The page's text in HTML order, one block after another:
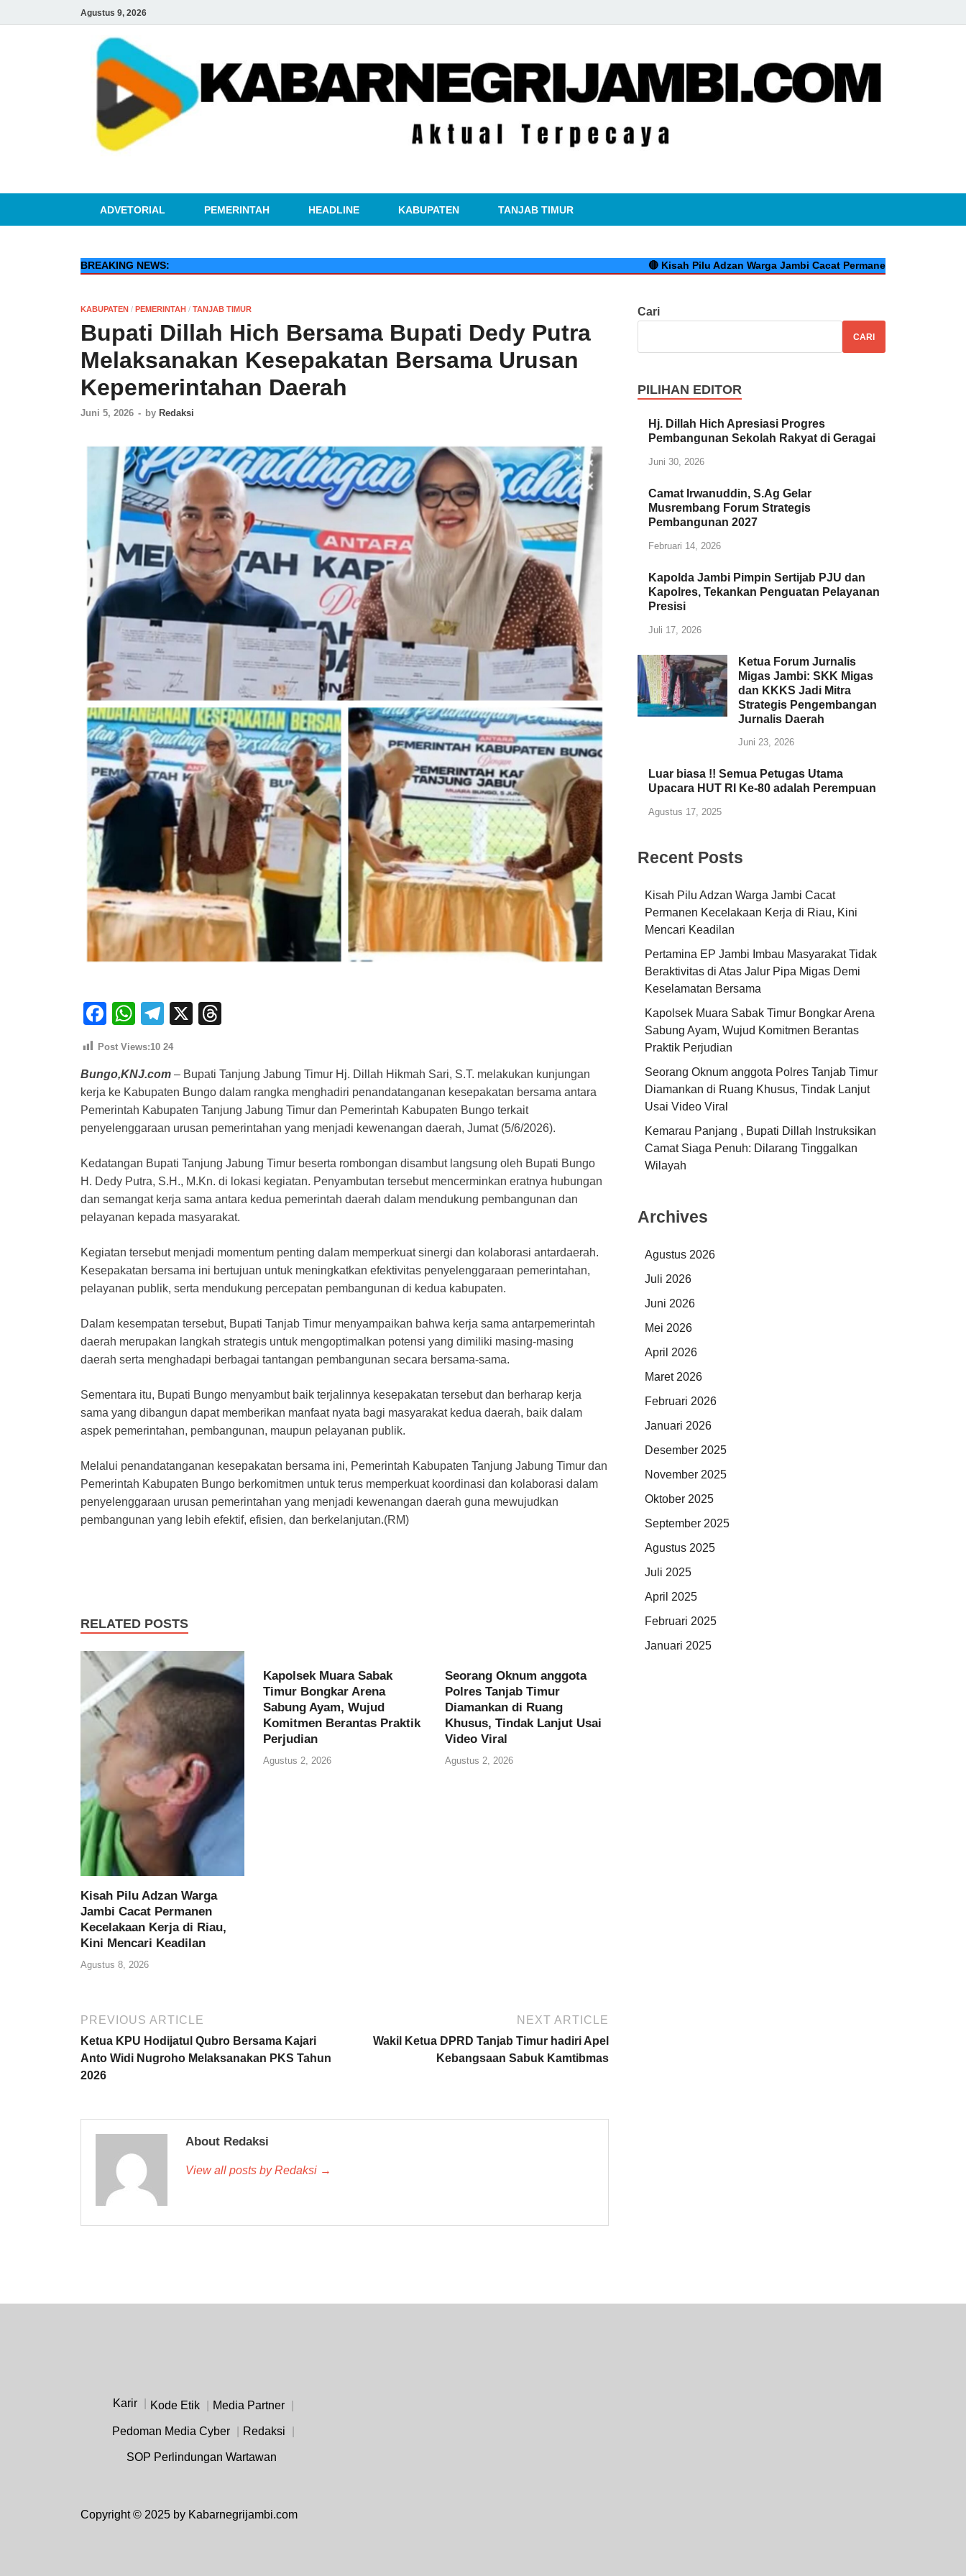
Agustus 9, 2026
kabarnegrijambi.com
ADVETORIAL PEMERINTAH HEADLINE KABUPATEN TANJAB TIMUR
BREAKING NEWS: Kisah Pilu Adzan Warga Jambi Cacat Permanen Kecelakaan Kerja di
KABUPATEN / PEMERINTAH / TANJAB TIMUR
Bupati Dillah Hich Bersama Bupati Dedy Putra
Melaksanakan Kesepakatan Bersama Urusan
Kepemerintahan Daerah
Juni 5, 2026 - by Redaksi
F
c
e
b
o
k
W
at
s
A
p
T
el
e
gr
a
m
X
a
d
s
Post Views:10 24
Bungo,KNJ.com – Bupati Tanjung Jabung Timur Hj. Dillah Hikmah Sari, S.T. melakukan kunjungan
kerja ke Kabupaten Bungo dalam rangka menghadiri penandatanganan kesepakatan bersama antara
Pemerintah Kabupaten Tanjung Jabung Timur dan Pemerintah Kabupaten Bungo terkait
penyelenggaraan urusan pemerintahan yang menjadi kewenangan daerah, Jumat (5/6/2026).
Kedatangan Bupati Tanjung Jabung Timur beserta rombongan disambut langsung oleh Bupati Bungo
H. Dedy Putra, S.H., M.Kn. di lokasi kegiatan. Penyambutan tersebut mencerminkan eratnya hubungan
dan semangat kerja sama antara kedua pemerintah daerah dalam mendukung pembangunan dan
pelayanan kepada masyarakat.
Kegiatan tersebut menjadi momentum penting dalam memperkuat sinergi dan kolaborasi antardaerah.
Kesepakatan bersama ini bertujuan untuk meningkatkan efektivitas penyelenggaraan pemerintahan,
pelayanan publik, serta mendukung percepatan pembangunan di kedua kabupaten.
Dalam kesempatan tersebut, Bupati Tanjab Timur menyampaikan bahwa kerja sama antarpemerintah
daerah merupakan langkah strategis untuk mengoptimalkan potensi yang dimiliki masing-masing
daerah serta menghadapi berbagai tantangan pembangunan secara bersama-sama.
Sementara itu, Bupati Bungo menyambut baik terjalinnya kesepakatan tersebut dan berharap kerja
sama yang dibangun dapat memberikan manfaat nyata bagi masyarakat kedua daerah, baik dalam
aspek pemerintahan, pembangunan, maupun pelayanan publik.
Melalui penandatanganan kesepakatan bersama ini, Pemerintah Kabupaten Tanjung Jabung Timur dan
Pemerintah Kabupaten Bungo berkomitmen untuk terus memperkuat koordinasi dan kolaborasi dalam
penyelenggaraan urusan pemerintahan yang menjadi kewenangan daerah guna mewujudkan
pembangunan yang lebih efektif, efisien, dan berkelanjutan.(RM)
RELATED POSTS
Kisah Pilu Adzan Warga
Jambi Cacat Permanen
Kecelakaan Kerja di Riau,
Kini Mencari Keadilan
Agustus 8, 2026
Kapolsek Muara Sabak
Timur Bongkar Arena
Sabung Ayam, Wujud
Komitmen Berantas Praktik
Perjudian
Agustus 2, 2026
Seorang Oknum anggota
Polres Tanjab Timur
Diamankan di Ruang
Khusus, Tindak Lanjut Usai
Video Viral
Agustus 2, 2026
PREVIOUS ARTICLE
Ketua KPU Hodijatul Qubro Bersama Kajari
Anto Widi Nugroho Melaksanakan PKS Tahun
2026
NEXT ARTICLE
Wakil Ketua DPRD Tanjab Timur hadiri Apel
Kebangsaan Sabuk Kamtibmas
About Redaksi
View all posts by Redaksi →
Cari
CARI
PILIHAN EDITOR
Hj. Dillah Hich Apresiasi Progres
Pembangunan Sekolah Rakyat di Geragai
Juni 30, 2026
Camat Irwanuddin, S.Ag Gelar
Musrembang Forum Strategis
Pembangunan 2027
Februari 14, 2026
Kapolda Jambi Pimpin Sertijab PJU dan
Kapolres, Tekankan Penguatan Pelayanan
Presisi
Juli 17, 2026
Ketua Forum Jurnalis
Migas Jambi: SKK Migas
dan KKKS Jadi Mitra
Strategis Pengembangan
Jurnalis Daerah
Juni 23, 2026
Luar biasa !! Semua Petugas Utama
Upacara HUT RI Ke-80 adalah Perempuan
Agustus 17, 2025
Recent Posts
Kisah Pilu Adzan Warga Jambi Cacat
Permanen Kecelakaan Kerja di Riau, Kini
Mencari Keadilan
Pertamina EP Jambi Imbau Masyarakat Tidak
Beraktivitas di Atas Jalur Pipa Migas Demi
Keselamatan Bersama
Kapolsek Muara Sabak Timur Bongkar Arena
Sabung Ayam, Wujud Komitmen Berantas
Praktik Perjudian
Seorang Oknum anggota Polres Tanjab Timur
Diamankan di Ruang Khusus, Tindak Lanjut
Usai Video Viral
Kemarau Panjang , Bupati Dillah Instruksikan
Camat Siaga Penuh: Dilarang Tinggalkan
Wilayah
Archives
Agustus 2026
Juli 2026
Juni 2026
Mei 2026
April 2026
Maret 2026
Februari 2026
Januari 2026
Desember 2025
November 2025
Oktober 2025
September 2025
Agustus 2025
Juli 2025
April 2025
Februari 2025
Januari 2025
Karir Kode Etik Media Partner
Pedoman Media Cyber Redaksi
SOP Perlindungan Wartawan
Copyright © 2025 by Kabarnegrijambi.com